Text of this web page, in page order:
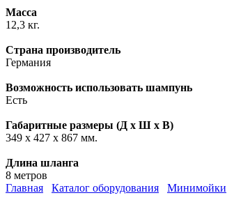
Масса
12,3 кг.
Страна производитель
Германия
Возможность использовать шампунь
Есть
Габаритные размеры (Д х Ш х В)
349 х 427 х 867 мм.
Длина шланга
8 метров
Главная
Каталог оборудования Минимойки